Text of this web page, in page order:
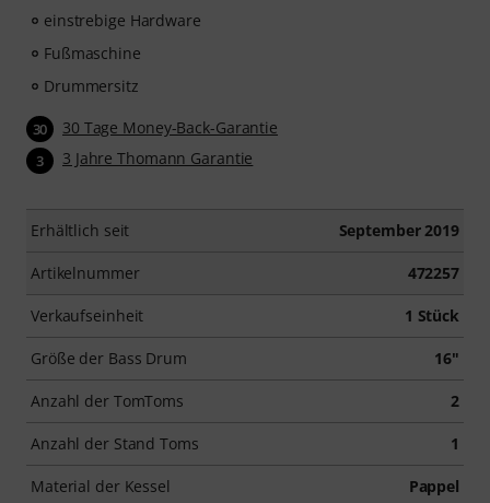
einstrebige Hardware
Fußmaschine
Drummersitz
30 30 Tage Money-Back-Garantie
3 3 Jahre Thomann Garantie
Erhältlich seit September 2019
Artikelnummer 472257
Verkaufseinheit 1 Stück
Größe der Bass Drum 16"
Anzahl der TomToms 2
Anzahl der Stand Toms 1
Material der Kessel Pappel